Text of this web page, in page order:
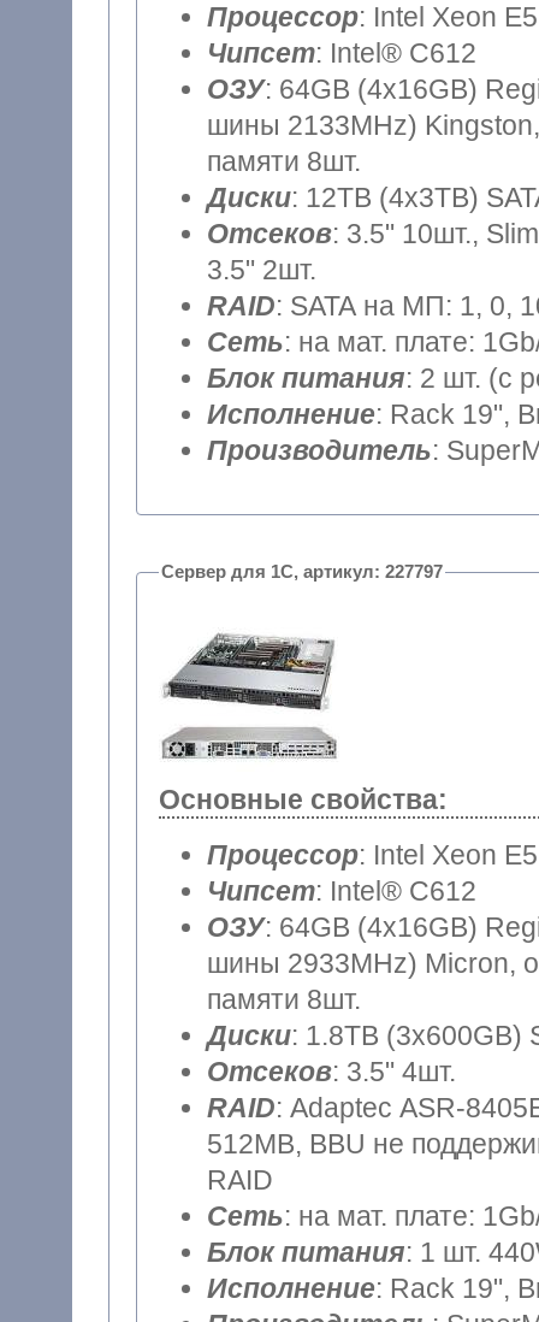
Процессор: Intel Xeon
Чипсет: Intel® C612
ОЗУ: 64GB (4x16GB)
шины 2133MHz)
памяти 8шт.
Диски: 12TB (4x3TB)
Отсеков: 3.5" 10шт.,
3.5" 2шт.
RAID: SATA на МП: 1, 0,
Сеть: на мат. плате:
Блок питания: 2 шт. (с
Исполнение: Rack 19",
Производитель:
Сервер для 1С, артикул: 227797
Основные свойства:
Процессор: Intel Xeon
Чипсет: Intel® C612
ОЗУ: 64GB (4x16GB)
шины 2933MHz) Micron,
памяти 8шт.
Диски: 1.8TB (3x600GB)
Отсеков: 3.5" 4шт.
RAID: Adaptec ASR-
512MB, BBU не
RAID
Сеть: на мат. плате:
Блок питания: 1 шт.
Исполнение: Rack 19",